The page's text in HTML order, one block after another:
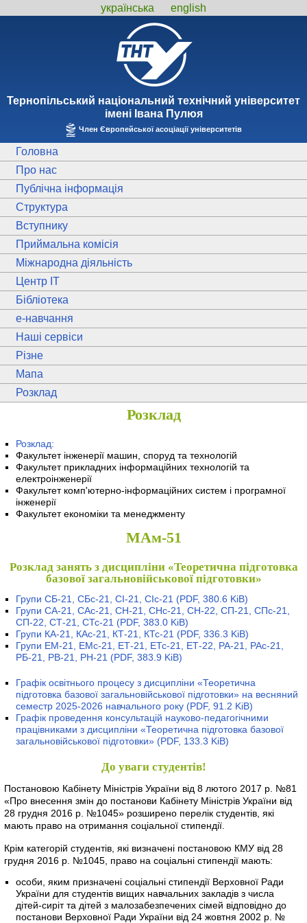
українська english
Тернопiльський національний технiчний унiверситет
iменi Iвана Пулюя
Член Європейської асоціації університетів
Головна
Про нас
Публічна інформація
Структура
Вступнику
Приймальна комісія
Міжнародна діяльність
Центр ІТ
Бібліотека
e-навчання
Наші сервіси
Різне
Мапа
Розклад
Розклад
Розклад:
Факультет інженерії машин, споруд та технологій
Факультет прикладних інформаційних технологій та
електроінженерії
Факультет комп'ютерно-інформаційних систем і програмної
інженерії
Факультет економіки та менеджменту
МАм-51
Розклад занять з дисципліни «Теоретична підготовка
базової загальновійськової підготовки»
Групи СБ-21, СБс-21, СІ-21, СІс-21 (PDF, 380.6 KiB)
Групи СА-21, САс-21, СН-21, СНс-21, СН-22, СП-21, СПс-21,
СП-22, СТ-21, СТс-21 (PDF, 383.0 KiB)
Групи КА-21, КАс-21, КТ-21, КТс-21 (PDF, 336.3 KiB)
Групи ЕМ-21, ЕМс-21, ЕТ-21, ЕТс-21, ЕТ-22, РА-21, РАс-21,
РБ-21, РВ-21, РН-21 (PDF, 383.9 KiB)
Графік освітнього процесу з дисципліни «Теоретична
підготовка базової загальновійськової підготовки» на весняний
семестр 2025-2026 навчального року (PDF, 91.2 KiB)
Графік проведення консультацій науково-педагогічними
працівниками з дисципліни «Теоретична підготовка базової
загальновійськової підготовки» (PDF, 133.3 KiB)
До уваги студентів!
Постановою Кабінету Міністрів України від 8 лютого 2017 р. №81
«Про внесення змін до постанови Кабінету Міністрів України від
28 грудня 2016 р. №1045» розширено перелік студентів, які
мають право на отримання соціальної стипендії.
Крім категорій студентів, які визначені постановою КМУ від 28
грудня 2016 р. №1045, право на соціальні стипендії мають:
особи, яким призначені соціальні стипендії Верховної Ради
України для студентів вищих навчальних закладів з числа
дітей-сиріт та дітей з малозабезпечених сімей відповідно до
постанови Верховної Ради України від 24 жовтня 2002 р. №